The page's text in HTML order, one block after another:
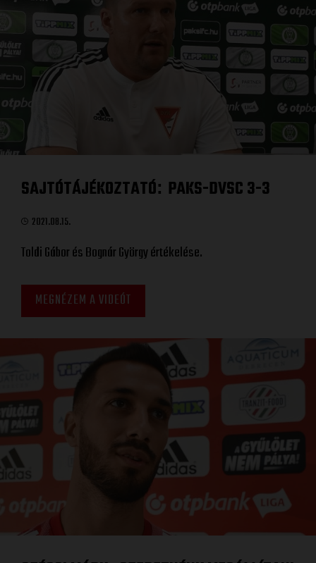
SAJTÓTÁJÉKOZTATÓ: PAKS-DVSC 3-3
2021.08.15.
Toldi Gábor és Bognár György értékelése.
MEGNÉZEM A VIDEÓT